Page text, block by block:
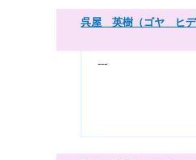
呉屋 英樹（ゴヤ ヒデ
---